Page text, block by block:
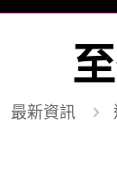
最新資訊